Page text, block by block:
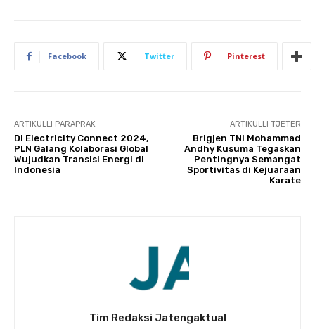
Facebook Twitter Pinterest
ARTIKULLI PARAPRAK
Di Electricity Connect 2024,
PLN Galang Kolaborasi Global
Wujudkan Transisi Energi di
Indonesia
ARTIKULLI TJETËR
Brigjen TNI Mohammad
Andhy Kusuma Tegaskan
Pentingnya Semangat
Sportivitas di Kejuaraan
Karate
Tim Redaksi Jatengaktual